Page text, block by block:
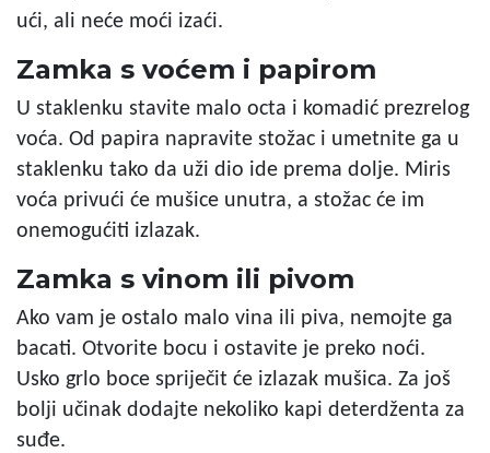
ući, ali neće moći izaći.
Zamka s voćem i papirom
U staklenku stavite malo octa i komadić prezrelog
voća. Od papira napravite stožac i umetnite ga u
staklenku tako da uži dio ide prema dolje. Miris
voća privući će mušice unutra, a stožac će im
onemogućiti izlazak.
Zamka s vinom ili pivom
Ako vam je ostalo malo vina ili piva, nemojte ga
bacati. Otvorite bocu i ostavite je preko noći.
Usko grlo boce spriječit će izlazak mušica. Za još
bolji učinak dodajte nekoliko kapi deterdženta za
suđe.